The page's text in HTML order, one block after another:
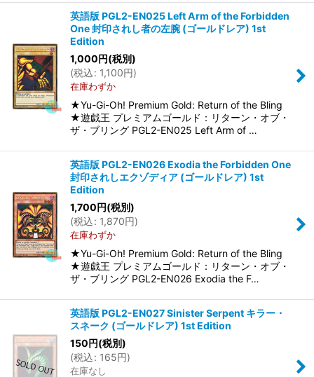
英語版 PGL2-EN025 Left Arm of the Forbidden
One 封印されし者の左腕 (ゴールドレア) 1st
Edition
1,000円(税別)
(税込: 1,100円)
在庫わずか
★Yu-Gi-Oh! Premium Gold: Return of the Bling
★遊戯王 プレミアムゴールド：リターン・オブ・
ザ・ブリング PGL2-EN025 Left Arm of …
英語版 PGL2-EN026 Exodia the Forbidden One
封印されしエクゾディア (ゴールドレア) 1st
Edition
1,700円(税別)
(税込: 1,870円)
在庫わずか
★Yu-Gi-Oh! Premium Gold: Return of the Bling
★遊戯王 プレミアムゴールド：リターン・オブ・
ザ・ブリング PGL2-EN026 Exodia the F…
英語版 PGL2-EN027 Sinister Serpent キラー・
スネーク (ゴールドレア) 1st Edition
150円(税別)
(税込: 165円)
在庫なし